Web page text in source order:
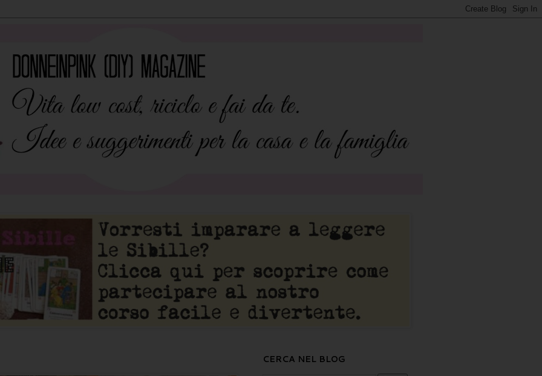
CERCA NEL BLOG